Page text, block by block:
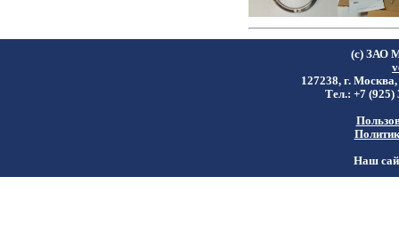
(c) ЗАО
127238, г.
Тел.: +7 (925)
Наш